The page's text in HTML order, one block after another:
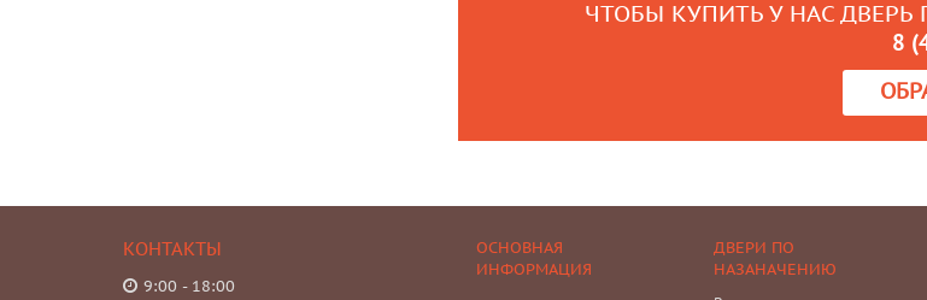
ЧТОБЫ КУПИТЬ У НАС
8
КОНТАКТЫ
9:00 - 18:00
ОСНОВНАЯ
ИНФОРМАЦИЯ
ДВЕРИ ПО
НАЗАНАЧЕНИЮ